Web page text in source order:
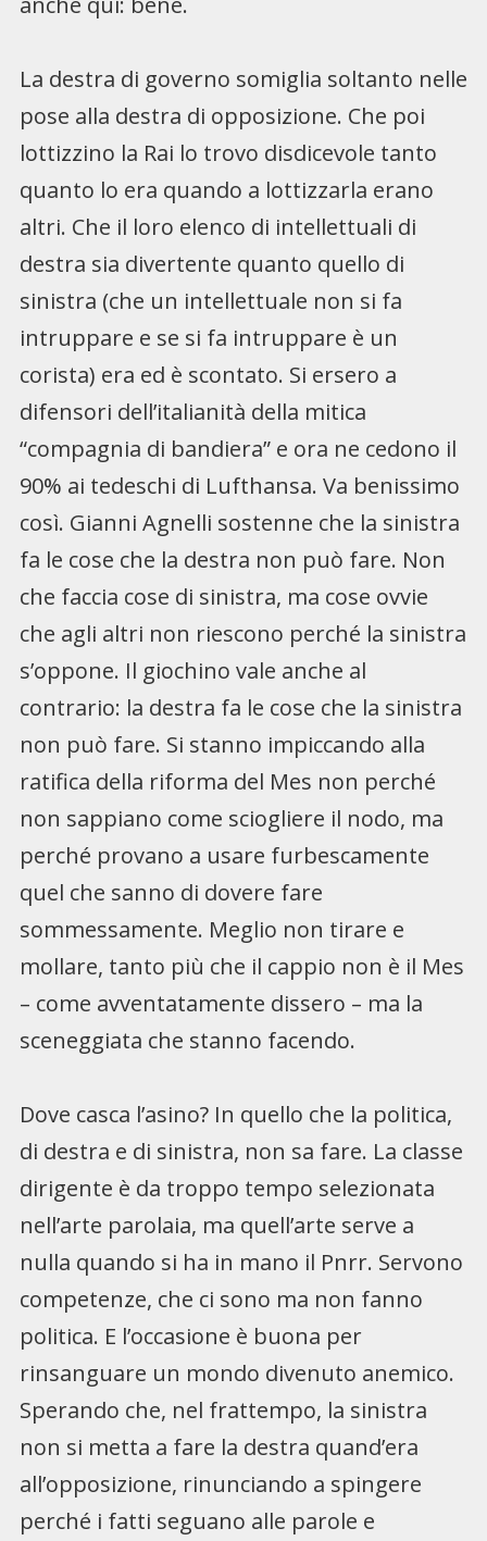
La destra di governo somiglia soltanto nelle
pose alla destra di opposizione. Che poi
lottizzino la Rai lo trovo disdicevole tanto
quanto lo era quando a lottizzarla erano
altri. Che il loro elenco di intellettuali di
destra sia divertente quanto quello di
sinistra (che un intellettuale non si fa
intruppare e se si fa intruppare è un
corista) era ed è scontato. Si ersero a
difensori dell’italianità della mitica
“compagnia di bandiera” e ora ne cedono il
90% ai tedeschi di Lufthansa. Va benissimo
così. Gianni Agnelli sostenne che la sinistra
fa le cose che la destra non può fare. Non
che faccia cose di sinistra, ma cose ovvie
che agli altri non riescono perché la sinistra
s’oppone. Il giochino vale anche al
contrario: la destra fa le cose che la sinistra
non può fare. Si stanno impiccando alla
ratifica della riforma del Mes non perché
non sappiano come sciogliere il nodo, ma
perché provano a usare furbescamente
quel che sanno di dovere fare
sommessamente. Meglio non tirare e
mollare, tanto più che il cappio non è il Mes
– come avventatamente dissero – ma la
sceneggiata che stanno facendo.
Dove casca l’asino? In quello che la politica,
di destra e di sinistra, non sa fare. La classe
dirigente è da troppo tempo selezionata
nell’arte parolaia, ma quell’arte serve a
nulla quando si ha in mano il Pnrr. Servono
competenze, che ci sono ma non fanno
politica. E l’occasione è buona per
rinsanguare un mondo divenuto anemico.
Sperando che, nel frattempo, la sinistra
non si metta a fare la destra quand’era
all’opposizione, rinunciando a spingere
perché i fatti seguano alle parole e